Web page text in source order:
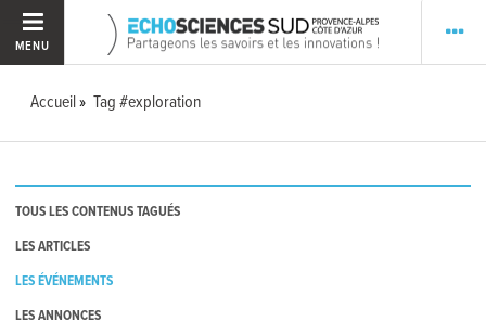
MENU
Accueil Tag #exploration
TOUS LES CONTENUS TAGUÉS
LES ARTICLES
LES ÉVÉNEMENTS
LES ANNONCES